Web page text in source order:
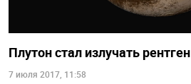
Плутон стал излучать рентген
7 июля 2017, 11:58